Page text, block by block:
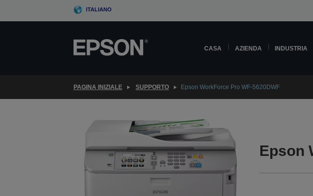
ITALIANO
CASA AZIENDA INDUSTRIA
PAGINA INIZIALE SUPPORTO Epson WorkForce Pro WF-5620DWF
Epson